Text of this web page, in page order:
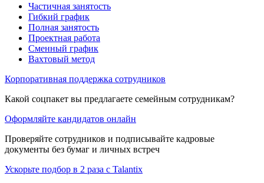
Частичная занятость
Гибкий график
Полная занятость
Проектная работа
Сменный график
Вахтовый метод
Корпоративная поддержка сотрудников
Какой соцпакет вы предлагаете семейным сотрудникам?
Оформляйте кандидатов онлайн
Проверяйте сотрудников и подписывайте кадровые
документы без бумаг и личных встреч
Ускорьте подбор в 2 раза с Talantix